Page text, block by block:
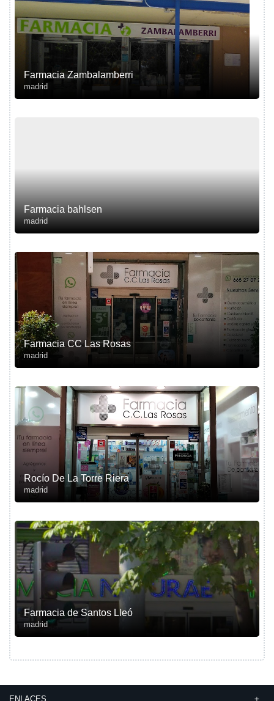
Farmacia Zambalamberri
madrid
Farmacia bahlsen
madrid
Farmacia CC Las Rosas
madrid
Rocío De La Torre Riera
madrid
Farmacia de Santos Lleó
madrid
ENLACES